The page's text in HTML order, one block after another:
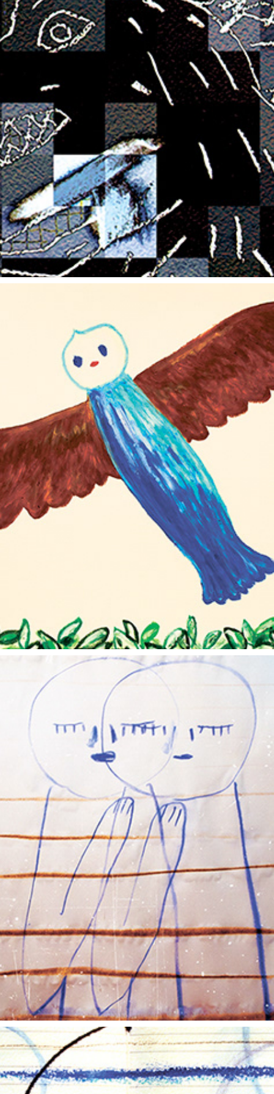
朝露通信071-080 ASATUYUTUUSHIN071-080
2015
朝露通信061-070 ASATUYUTUUSHIN061-070
2015
朝露通信051-060 ASATUYUTUUSHIN051-060
2014